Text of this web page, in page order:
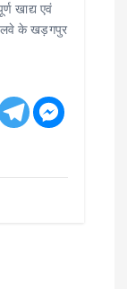
खाद्य एवं
रेलवे के खड़गपुर